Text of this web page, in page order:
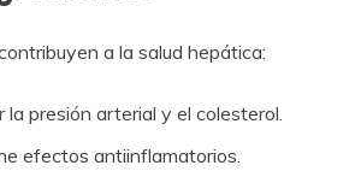
a la salud hepática:
presión arterial y el colesterol.
efectos antiinflamatorios.